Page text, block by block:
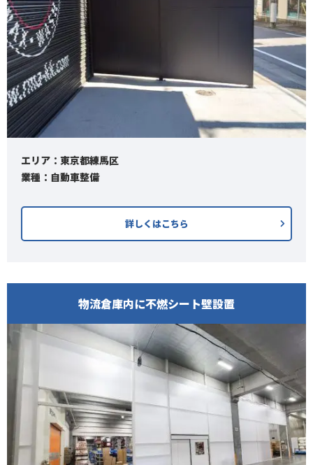
エリア：東京都練馬区
業種：自動車整備
詳しくはこちら
物流倉庫内に不燃シート壁設置